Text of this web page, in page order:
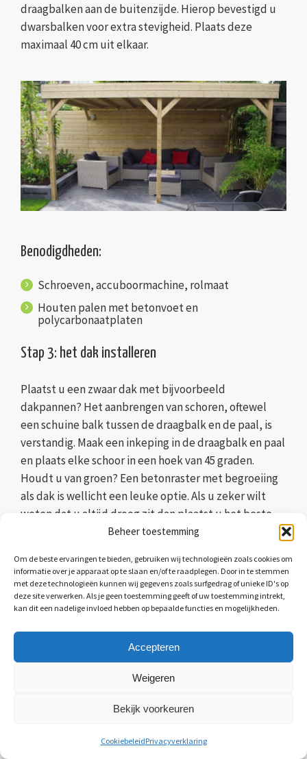
Beheer toestemming
Om de beste ervaringen te bieden, gebruiken wij technologieën zoals cookies om
informatie over je apparaat op te slaan en/of te raadplegen. Door in te stemmen
met deze technologieën kunnen wij gegevens zoals surfgedrag of unieke ID's op
deze site verwerken. Als je geen toestemming geeft of uw toestemming intrekt,
kan dit een nadelige invloed hebben op bepaalde functies en mogelijkheden.
Accepteren
Weigeren
Bekijk voorkeuren
CookiebeleidPrivacyverklaring
draagbalken aan de buitenzijde. Hierop bevestigd u
dwarsbalken voor extra stevigheid. Plaats deze
maximaal 40 cm uit elkaar.
Benodigdheden:
Schroeven, accuboormachine, rolmaat
Houten palen met betonvoet en
polycarbonaatplaten
Stap 3: het dak installeren
Plaatst u een zwaar dak met bijvoorbeeld
dakpannen? Het aanbrengen van schoren, oftewel
een schuine balk tussen de draagbalk en de paal, is
verstandig. Maak een inkeping in de draagbalk en paal
en plaats elke schoor in een hoek van 45 graden.
Houdt u van groen? Een betonraster met begroeiing
als dak is wellicht een leuke optie. Als u zeker wilt
weten dat u altijd droog zit dan plaatst u het beste
damwandplaten of polycarbonaatplaten.